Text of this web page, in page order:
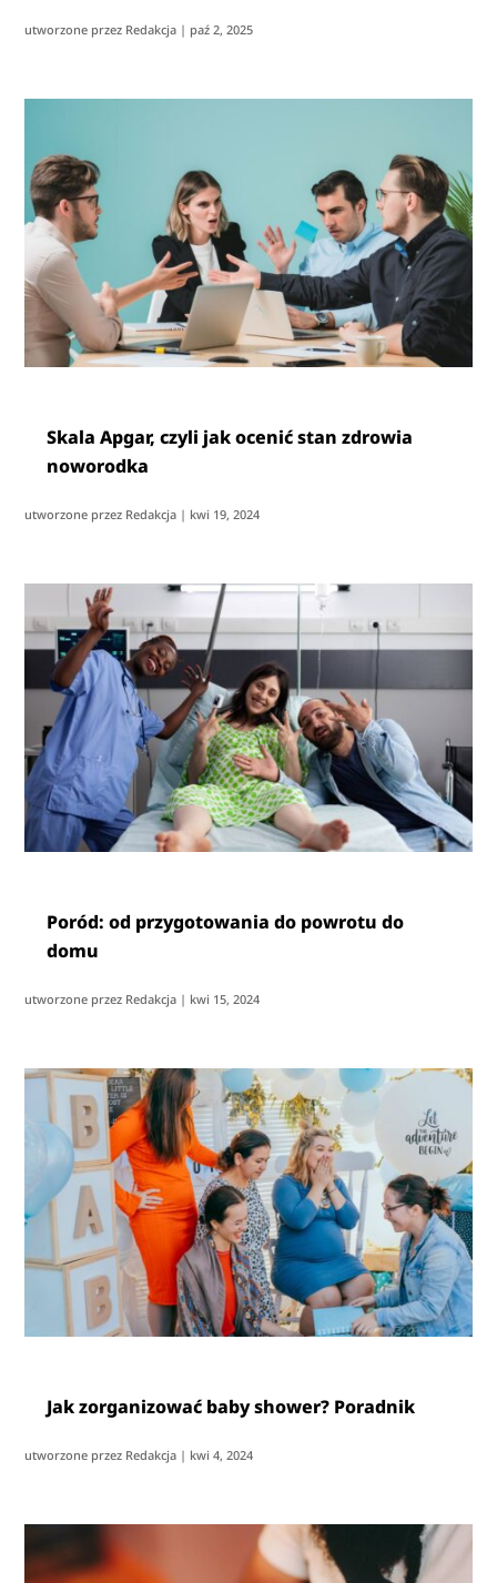
utworzone przez Redakcja | paź 2, 2025
Skala Apgar, czyli jak ocenić stan zdrowia
noworodka
utworzone przez Redakcja | kwi 19, 2024
Poród: od przygotowania do powrotu do
domu
utworzone przez Redakcja | kwi 15, 2024
Jak zorganizować baby shower? Poradnik
utworzone przez Redakcja | kwi 4, 2024